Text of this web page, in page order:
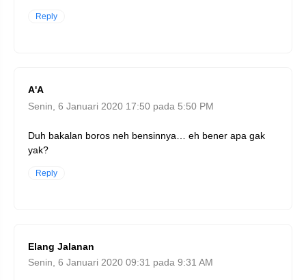
Reply
A'A
Senin, 6 Januari 2020 17:50 pada 5:50 PM
Duh bakalan boros neh bensinnya… eh bener apa gak
yak?
Reply
Elang Jalanan
Senin, 6 Januari 2020 09:31 pada 9:31 AM